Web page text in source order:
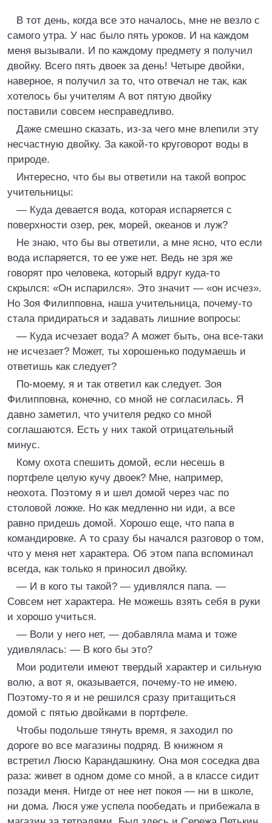
В тот день, когда все это началось, мне не везло с
самого утра. У нас было пять уроков. И на каждом
меня вызывали. И по каждому предмету я получил
двойку. Всего пять двоек за день! Четыре двойки,
наверное, я получил за то, что отвечал не так, как
хотелось бы учителям А вот пятую двойку
поставили совсем несправедливо.
Даже смешно сказать, из-за чего мне влепили эту
несчастную двойку. За какой-то круговорот воды в
природе.
Интересно, что бы вы ответили на такой вопрос
учительницы:
— Куда девается вода, которая испаряется с
поверхности озер, рек, морей, океанов и луж?
Не знаю, что бы вы ответили, а мне ясно, что если
вода испаряется, то ее уже нет. Ведь не зря же
говорят про человека, который вдруг куда-то
скрылся: «Он испарился». Это значит — «он исчез».
Но Зоя Филипповна, наша учительница, почему-то
стала придираться и задавать лишние вопросы:
— Куда исчезает вода? А может быть, она все-таки
не исчезает? Может, ты хорошенько подумаешь и
ответишь как следует?
По-моему, я и так ответил как следует. Зоя
Филипповна, конечно, со мной не согласилась. Я
давно заметил, что учителя редко со мной
соглашаются. Есть у них такой отрицательный
минус.
Кому охота спешить домой, если несешь в
портфеле целую кучу двоек? Мне, например,
неохота. Поэтому я и шел домой через час по
столовой ложке. Но как медленно ни иди, а все
равно придешь домой. Хорошо еще, что папа в
командировке. А то сразу бы начался разговор о том,
что у меня нет характера. Об этом папа вспоминал
всегда, как только я приносил двойку.
— И в кого ты такой? — удивлялся папа. —
Совсем нет характера. Не можешь взять себя в руки
и хорошо учиться.
— Воли у него нет, — добавляла мама и тоже
удивлялась: — В кого бы это?
Мои родители имеют твердый характер и сильную
волю, а вот я, оказывается, почему-то не имею.
Поэтому-то я и не решился сразу притащиться
домой с пятью двойками в портфеле.
Чтобы подольше тянуть время, я заходил по
дороге во все магазины подряд. В книжном я
встретил Люсю Карандашкину. Она моя соседка два
раза: живет в одном доме со мной, а в классе сидит
позади меня. Нигде от нее нет покоя — ни в школе,
ни дома. Люся уже успела пообедать и прибежала в